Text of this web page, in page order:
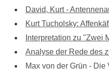
David, Kurt -
Kurt Tucholsky:
Interpretation zu "Zwei
Analyse der Rede des
Max von der Grün -